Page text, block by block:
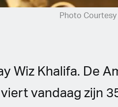
Photo
Wiz Khalifa. De
vandaag zijn